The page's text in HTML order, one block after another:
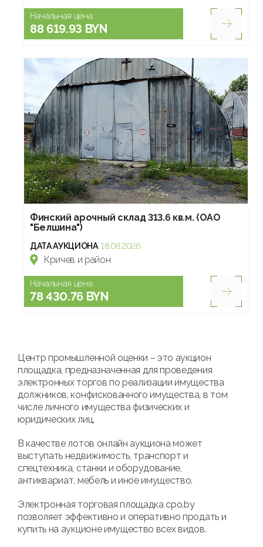
Начальная цена:
88 619.93 BYN
Финский арочный склад 313.6 кв.м. (ОАО
"Белшина")
ДАТА АУКЦИОНА 18.08.2026
Кричев и район
Начальная цена:
78 430.76 BYN
Центр промышленной оценки – это аукцион
площадка, предназначенная для проведения
электронных торгов по реализации имущества
должников, конфискованного имущества, в том
числе личного имущества физических и
юридических лиц.
В качестве лотов онлайн аукциона может
выступать недвижимость, транспорт и
спецтехника, станки и оборудование,
антиквариат, мебель и иное имущество.
Электронная торговая площадка cpo.by
позволяет эффективно и оперативно продать и
купить на аукционе имущество всех видов.